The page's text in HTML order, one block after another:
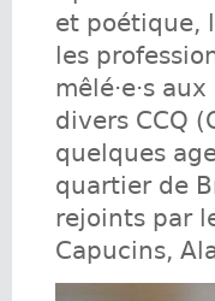
et poétique,
les
mêlé·e·s
divers CCQ
quelques
quartier de
rejoints par
Capucins,